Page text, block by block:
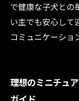
で健康な子犬との
い主でも安心して
コミュニケーショ
理想のミニチュ